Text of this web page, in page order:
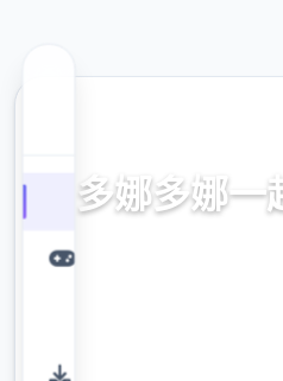
多娜多娜一
官方中文，中文下载，